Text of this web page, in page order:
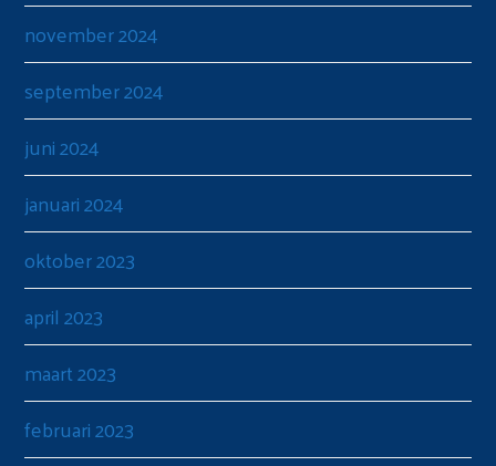
november 2024
september 2024
juni 2024
januari 2024
oktober 2023
april 2023
maart 2023
februari 2023